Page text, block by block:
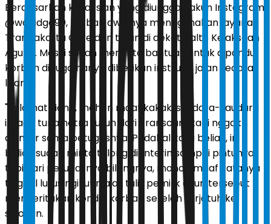
Berdasarkan kesaksian yang diunggah akun Instagram
@wahidgo90, korban awalnya menggunakan layanan
Transjakarta Care dan turun di dekat Halte Kejaksaan
Agung. Meski sudah meminta bantuan untuk dipandu,
korban diduga hanya diberikan instruksi jalan secara
lisan.
"Selamat siang, mohon maaf kakak, saudara-saudara
ini ada tuna netra turun dari Transcare tadi nggak
dianter sama petugasnya. Padahal kata beliau, ini
beliau sudah minta tolong dianterin sampai pintunya
tapi dari petugasnya bilangnya, mohon maaf katanya
tinggal lurus ngikutin aja," tulis pemilik akun tersebut
menceritakan kondisi korban setelah terjatuh ke
selokan.